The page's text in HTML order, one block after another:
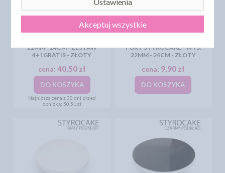
OKRĄGŁY PODKŁAD POD
22MM - 24CM - ZESTAW
4+1GRATIS - ZŁOTY
cena:40,50 zł
DO KOSZYKA
Najniższa cena z 30 dni przed
obniżką: 50,51 zł
TORT STYROCAKE - WYS.
22MM - 24CM - ZŁOTY
cena: 9,90 zł
DO KOSZYKA
Akceptuj wszystkie